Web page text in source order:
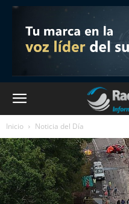
Inicio Noticia del Día